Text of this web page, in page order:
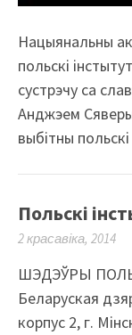
Нацыянальны
польскі
сустрэчу са
Анджэем
выбітны
Польскі
2 красавіка, 2014
ШЭДЭЎРЫ
Беларуская
корпус 2, г.